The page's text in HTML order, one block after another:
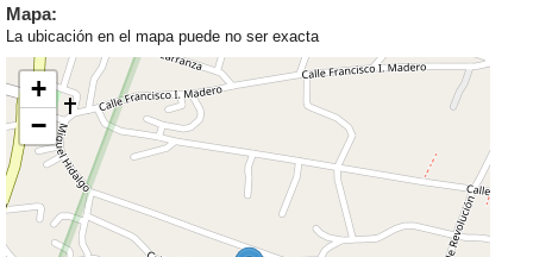
Mapa:
La ubicación en el mapa puede no ser exacta
+
−